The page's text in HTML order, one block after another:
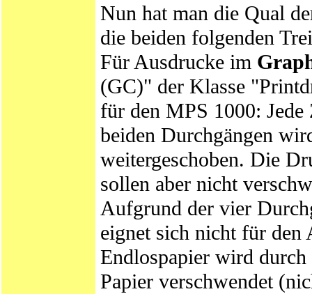
Nun hat man die Qual
die beiden folgenden
Für Ausdrucke im
(GC)" der Klasse
für den MPS 1000:
beiden Durchgängen
weitergeschoben. Die
sollen aber nicht
Aufgrund der vier
eignet sich nicht für
Endlospapier wird durch
Papier verschwendet